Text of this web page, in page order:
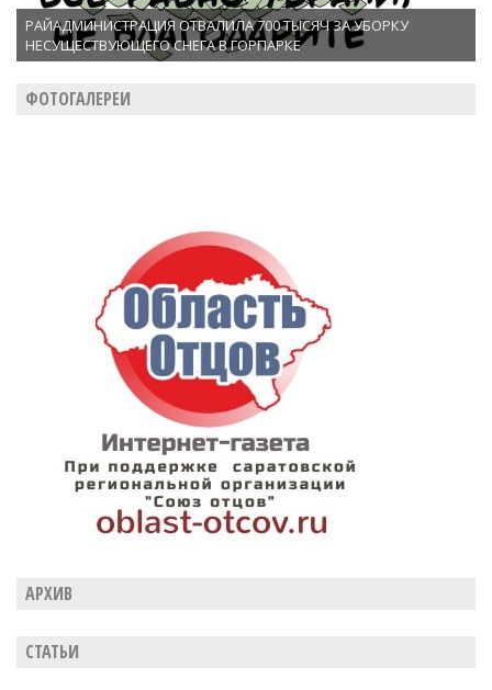
РАЙАДМИНИСТРАЦИЯ ОТВАЛИЛА 700 ТЫСЯЧ ЗА УБОРКУ
НЕСУЩЕСТВУЮЩЕГО СНЕГА В ГОРПАРКЕ
ФОТОГАЛЕРЕИ
АРХИВ
СТАТЬИ